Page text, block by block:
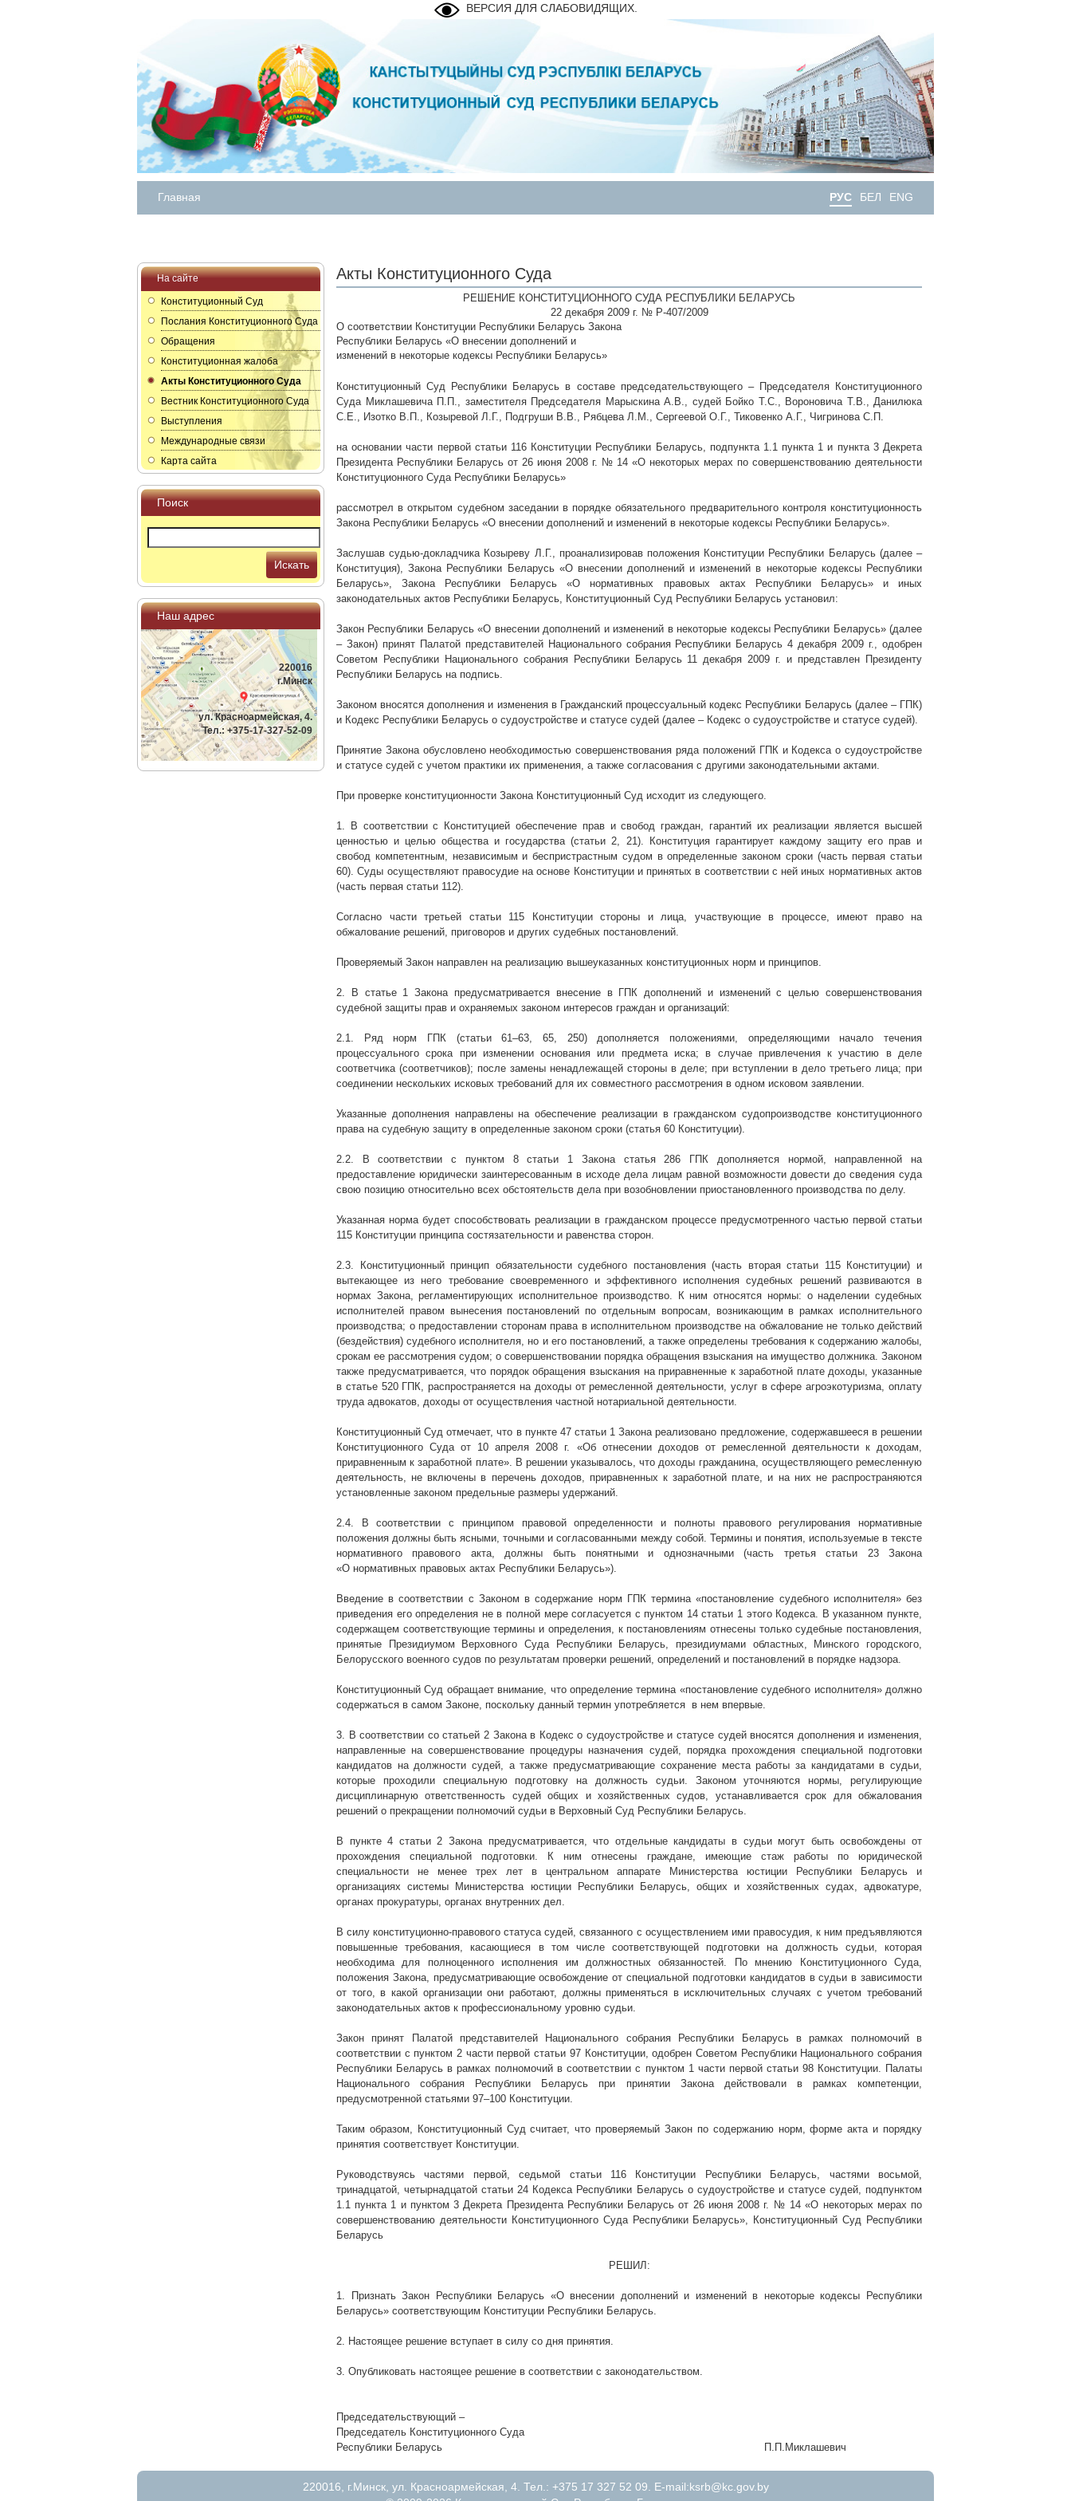
ВЕРСИЯ ДЛЯ СЛАБОВИДЯЩИХ.
Главная РУС БЕЛ ENG
На сайте
Конституционный Суд
Послания Конституционного Суда
Обращения
Конституционная жалоба
Акты Конституционного Суда
Вестник Конституционного Суда
Выступления
Международные связи
Карта сайта
Поиск
Искать
Наш адрес
220016
г.Минск
ул. Красноармейская, 4.
Тел.: +375-17-327-52-09
Акты Конституционного Суда
РЕШЕНИЕ КОНСТИТУЦИОННОГО СУДА РЕСПУБЛИКИ БЕЛАРУСЬ
22 декабря 2009 г. № Р-407/2009
О соответствии Конституции Республики Беларусь Закона
Республики Беларусь «О внесении дополнений и
изменений в некоторые кодексы Республики Беларусь»
Конституционный Суд Республики Беларусь в составе председательствующего – Председателя Конституционного
Суда Миклашевича П.П., заместителя Председателя Марыскина А.В., судей Бойко Т.С., Вороновича Т.В., Данилюка
С.Е., Изотко В.П., Козыревой Л.Г., Подгруши В.В., Рябцева Л.М., Сергеевой О.Г., Тиковенко А.Г., Чигринова С.П.
на основании части первой статьи 116 Конституции Республики Беларусь, подпункта 1.1 пункта 1 и пункта 3 Декрета
Президента Республики Беларусь от 26 июня 2008 г. № 14 «О некоторых мерах по совершенствованию деятельности
Конституционного Суда Республики Беларусь»
рассмотрел в открытом судебном заседании в порядке обязательного предварительного контроля конституционность
Закона Республики Беларусь «О внесении дополнений и изменений в некоторые кодексы Республики Беларусь».
Заслушав судью-докладчика Козыреву Л.Г., проанализировав положения Конституции Республики Беларусь (далее –
Конституция), Закона Республики Беларусь «О внесении дополнений и изменений в некоторые кодексы Республики
Беларусь», Закона Республики Беларусь «О нормативных правовых актах Республики Беларусь» и иных
законодательных актов Республики Беларусь, Конституционный Суд Республики Беларусь установил:
Закон Республики Беларусь «О внесении дополнений и изменений в некоторые кодексы Республики Беларусь» (далее
– Закон) принят Палатой представителей Национального собрания Республики Беларусь 4 декабря 2009 г., одобрен
Советом Республики Национального собрания Республики Беларусь 11 декабря 2009 г. и представлен Президенту
Республики Беларусь на подпись.
Законом вносятся дополнения и изменения в Гражданский процессуальный кодекс Республики Беларусь (далее – ГПК)
и Кодекс Республики Беларусь о судоустройстве и статусе судей (далее – Кодекс о судоустройстве и статусе судей).
Принятие Закона обусловлено необходимостью совершенствования ряда положений ГПК и Кодекса о судоустройстве
и статусе судей с учетом практики их применения, а также согласования с другими законодательными актами.
При проверке конституционности Закона Конституционный Суд исходит из следующего.
1. В соответствии с Конституцией обеспечение прав и свобод граждан, гарантий их реализации является высшей
ценностью и целью общества и государства (статьи 2, 21). Конституция гарантирует каждому защиту его прав и
свобод компетентным, независимым и беспристрастным судом в определенные законом сроки (часть первая статьи
60). Суды осуществляют правосудие на основе Конституции и принятых в соответствии с ней иных нормативных актов
(часть первая статьи 112).
Согласно части третьей статьи 115 Конституции стороны и лица, участвующие в процессе, имеют право на
обжалование решений, приговоров и других судебных постановлений.
Проверяемый Закон направлен на реализацию вышеуказанных конституционных норм и принципов.
2. В статье 1 Закона предусматривается внесение в ГПК дополнений и изменений с целью совершенствования
судебной защиты прав и охраняемых законом интересов граждан и организаций:
2.1. Ряд норм ГПК (статьи 61–63, 65, 250) дополняется положениями, определяющими начало течения
процессуального срока при изменении основания или предмета иска; в случае привлечения к участию в деле
соответчика (соответчиков); после замены ненадлежащей стороны в деле; при вступлении в дело третьего лица; при
соединении нескольких исковых требований для их совместного рассмотрения в одном исковом заявлении.
Указанные дополнения направлены на обеспечение реализации в гражданском судопроизводстве конституционного
права на судебную защиту в определенные законом сроки (статья 60 Конституции).
2.2. В соответствии с пунктом 8 статьи 1 Закона статья 286 ГПК дополняется нормой, направленной на
предоставление юридически заинтересованным в исходе дела лицам равной возможности довести до сведения суда
свою позицию относительно всех обстоятельств дела при возобновлении приостановленного производства по делу.
Указанная норма будет способствовать реализации в гражданском процессе предусмотренного частью первой статьи
115 Конституции принципа состязательности и равенства сторон.
2.3. Конституционный принцип обязательности судебного постановления (часть вторая статьи 115 Конституции) и
вытекающее из него требование своевременного и эффективного исполнения судебных решений развиваются в
нормах Закона, регламентирующих исполнительное производство. К ним относятся нормы: о наделении судебных
исполнителей правом вынесения постановлений по отдельным вопросам, возникающим в рамках исполнительного
производства; о предоставлении сторонам права в исполнительном производстве на обжалование не только действий
(бездействия) судебного исполнителя, но и его постановлений, а также определены требования к содержанию жалобы,
срокам ее рассмотрения судом; о совершенствовании порядка обращения взыскания на имущество должника. Законом
также предусматривается, что порядок обращения взыскания на приравненные к заработной плате доходы, указанные
в статье 520 ГПК, распространяется на доходы от ремесленной деятельности, услуг в сфере агроэкотуризма, оплату
труда адвокатов, доходы от осуществления частной нотариальной деятельности.
Конституционный Суд отмечает, что в пункте 47 статьи 1 Закона реализовано предложение, содержавшееся в решении
Конституционного Суда от 10 апреля 2008 г. «Об отнесении доходов от ремесленной деятельности к доходам,
приравненным к заработной плате». В решении указывалось, что доходы гражданина, осуществляющего ремесленную
деятельность, не включены в перечень доходов, приравненных к заработной плате, и на них не распространяются
установленные законом предельные размеры удержаний.
2.4. В соответствии с принципом правовой определенности и полноты правового регулирования нормативные
положения должны быть ясными, точными и согласованными между собой. Термины и понятия, используемые в тексте
нормативного правового акта, должны быть понятными и однозначными (часть третья статьи 23 Закона
«О нормативных правовых актах Республики Беларусь»).
Введение в соответствии с Законом в содержание норм ГПК термина «постановление судебного исполнителя» без
приведения его определения не в полной мере согласуется с пунктом 14 статьи 1 этого Кодекса. В указанном пункте,
содержащем соответствующие термины и определения, к постановлениям отнесены только судебные постановления,
принятые Президиумом Верховного Суда Республики Беларусь, президиумами областных, Минского городского,
Белорусского военного судов по результатам проверки решений, определений и постановлений в порядке надзора.
Конституционный Суд обращает внимание, что определение термина «постановление судебного исполнителя» должно
содержаться в самом Законе, поскольку данный термин употребляется в нем впервые.
3. В соответствии со статьей 2 Закона в Кодекс о судоустройстве и статусе судей вносятся дополнения и изменения,
направленные на совершенствование процедуры назначения судей, порядка прохождения специальной подготовки
кандидатов на должности судей, а также предусматривающие сохранение места работы за кандидатами в судьи,
которые проходили специальную подготовку на должность судьи. Законом уточняются нормы, регулирующие
дисциплинарную ответственность судей общих и хозяйственных судов, устанавливается срок для обжалования
решений о прекращении полномочий судьи в Верховный Суд Республики Беларусь.
В пункте 4 статьи 2 Закона предусматривается, что отдельные кандидаты в судьи могут быть освобождены от
прохождения специальной подготовки. К ним отнесены граждане, имеющие стаж работы по юридической
специальности не менее трех лет в центральном аппарате Министерства юстиции Республики Беларусь и
организациях системы Министерства юстиции Республики Беларусь, общих и хозяйственных судах, адвокатуре,
органах прокуратуры, органах внутренних дел.
В силу конституционно-правового статуса судей, связанного с осуществлением ими правосудия, к ним предъявляются
повышенные требования, касающиеся в том числе соответствующей подготовки на должность судьи, которая
необходима для полноценного исполнения им должностных обязанностей. По мнению Конституционного Суда,
положения Закона, предусматривающие освобождение от специальной подготовки кандидатов в судьи в зависимости
от того, в какой организации они работают, должны применяться в исключительных случаях с учетом требований
законодательных актов к профессиональному уровню судьи.
Закон принят Палатой представителей Национального собрания Республики Беларусь в рамках полномочий в
соответствии с пунктом 2 части первой статьи 97 Конституции, одобрен Советом Республики Национального собрания
Республики Беларусь в рамках полномочий в соответствии с пунктом 1 части первой статьи 98 Конституции. Палаты
Национального собрания Республики Беларусь при принятии Закона действовали в рамках компетенции,
предусмотренной статьями 97–100 Конституции.
Таким образом, Конституционный Суд считает, что проверяемый Закон по содержанию норм, форме акта и порядку
принятия соответствует Конституции.
Руководствуясь частями первой, седьмой статьи 116 Конституции Республики Беларусь, частями восьмой,
тринадцатой, четырнадцатой статьи 24 Кодекса Республики Беларусь о судоустройстве и статусе судей, подпунктом
1.1 пункта 1 и пунктом 3 Декрета Президента Республики Беларусь от 26 июня 2008 г. № 14 «О некоторых мерах по
совершенствованию деятельности Конституционного Суда Республики Беларусь», Конституционный Суд Республики
Беларусь
РЕШИЛ:
1. Признать Закон Республики Беларусь «О внесении дополнений и изменений в некоторые кодексы Республики
Беларусь» соответствующим Конституции Республики Беларусь.
2. Настоящее решение вступает в силу со дня принятия.
3. Опубликовать настоящее решение в соответствии с законодательством.
Председательствующий –
Председатель Конституционного Суда
Республики Беларусь
П.П.Миклашевич
220016, г.Минск, ул. Красноармейская, 4. Тел.: +375 17 327 52 09. E-mail:ksrb@kc.gov.by